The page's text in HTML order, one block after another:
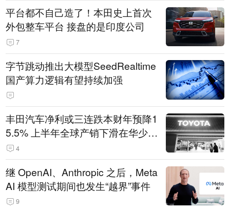
平台都不自己造了！本田史上首次
外包整车平台 接盘的是印度公司
7
字节跳动推出大模型SeedRealtime
国产算力逻辑有望持续加强
丰田汽车净利或三连跌本财年预降1
5.5% 上半年全球产销下滑在华少卖
14.3万辆
4
继 OpenAI、Anthropic 之后，Meta
AI 模型测试期间也发生“越界”事件
9